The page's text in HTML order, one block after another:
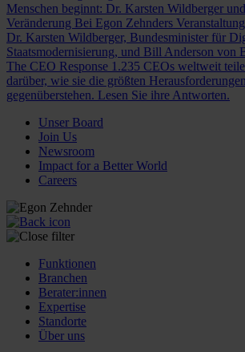
Menschen beginnt: Dr. Karsten Wildberger
Veränderung Bei Egon Zehnders
Dr. Karsten Wildberger, Bundesminister für
Staatsmodernisierung, und Bill Anderson von
The CEO Response 1.235 CEOs weltweit
darüber, wie sie die größten
gegenüberstehen. Lesen Sie ihre Antworten.
Unser Board
Join Us
Newsroom
Impact for a Better World
Careers
Funktionen
Branchen
Berater:innen
Expertise
Standorte
Über uns